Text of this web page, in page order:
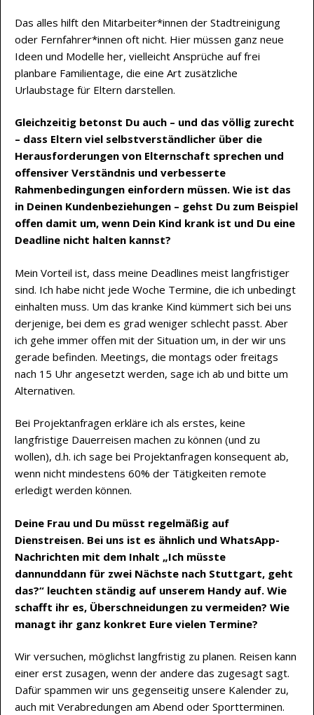
Das alles hilft den Mitarbeiter*innen der Stadtreinigung
oder Fernfahrer*innen oft nicht. Hier müssen ganz neue
Ideen und Modelle her, vielleicht Ansprüche auf frei
planbare Familientage, die eine Art zusätzliche
Urlaubstage für Eltern darstellen.
Gleichzeitig betonst Du auch – und das völlig zurecht
– dass Eltern viel selbstverständlicher über die
Herausforderungen von Elternschaft sprechen und
offensiver Verständnis und verbesserte
Rahmenbedingungen einfordern müssen. Wie ist das
in Deinen Kundenbeziehungen – gehst Du zum Beispiel
offen damit um, wenn Dein Kind krank ist und Du eine
Deadline nicht halten kannst?
Mein Vorteil ist, dass meine Deadlines meist langfristiger
sind. Ich habe nicht jede Woche Termine, die ich unbedingt
einhalten muss. Um das kranke Kind kümmert sich bei uns
derjenige, bei dem es grad weniger schlecht passt. Aber
ich gehe immer offen mit der Situation um, in der wir uns
gerade befinden. Meetings, die montags oder freitags
nach 15 Uhr angesetzt werden, sage ich ab und bitte um
Alternativen.
Bei Projektanfragen erkläre ich als erstes, keine
langfristige Dauerreisen machen zu können (und zu
wollen), d.h. ich sage bei Projektanfragen konsequent ab,
wenn nicht mindestens 60% der Tätigkeiten remote
erledigt werden können.
Deine Frau und Du müsst regelmäßig auf
Dienstreisen. Bei uns ist es ähnlich und WhatsApp-
Nachrichten mit dem Inhalt „Ich müsste
dannunddann für zwei Nächste nach Stuttgart, geht
das?“ leuchten ständig auf unserem Handy auf. Wie
schafft ihr es, Überschneidungen zu vermeiden? Wie
managt ihr ganz konkret Eure vielen Termine?
Wir versuchen, möglichst langfristig zu planen. Reisen kann
einer erst zusagen, wenn der andere das zugesagt sagt.
Dafür spammen wir uns gegenseitig unsere Kalender zu,
auch mit Verabredungen am Abend oder Sportterminen.